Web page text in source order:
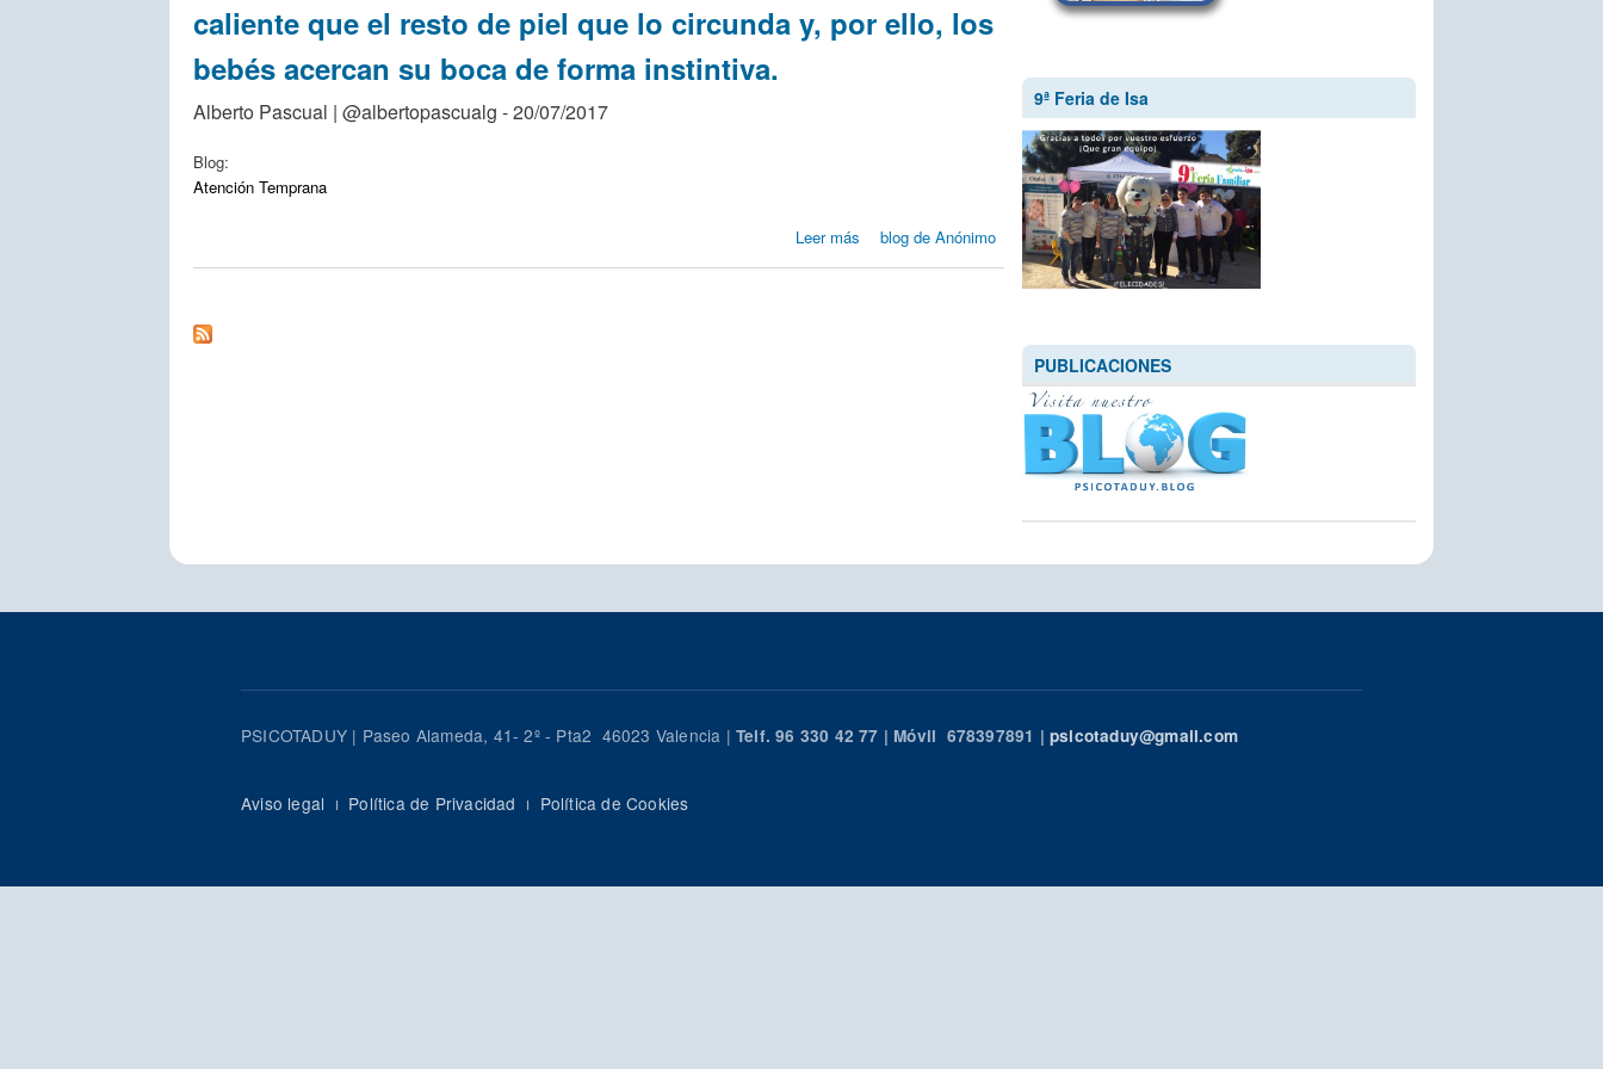
caliente que el resto de piel que lo circunda y, por ello, los
bebés acercan su boca de forma instintiva.
Alberto Pascual | @albertopascualg - 20/07/2017
Blog:
Atención Temprana
Leer más
sobre ¿CÓMO
blog de Anónimo
9ª Feria de Isa
PUBLICACIONES
PSICOTADUY | Paseo Alameda, 41- 2º - Pta2 46023 Valencia | Telf. 96 330 42 77 | Móvil 678397891 | psicotaduy@gmail.com
Aviso legal ı Política de Privacidad ı Política de Cookies